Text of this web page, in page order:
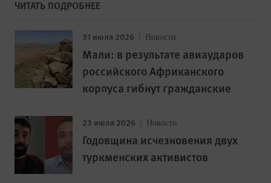
ЧИТАТЬ ПОДРОБНЕЕ
31 июля 2026 Новости
Мали: в результате авиаударов
российского Африканского
корпуса гибнут гражданские
23 июля 2026 Новости
Годовщина исчезновения двух
туркменских активистов